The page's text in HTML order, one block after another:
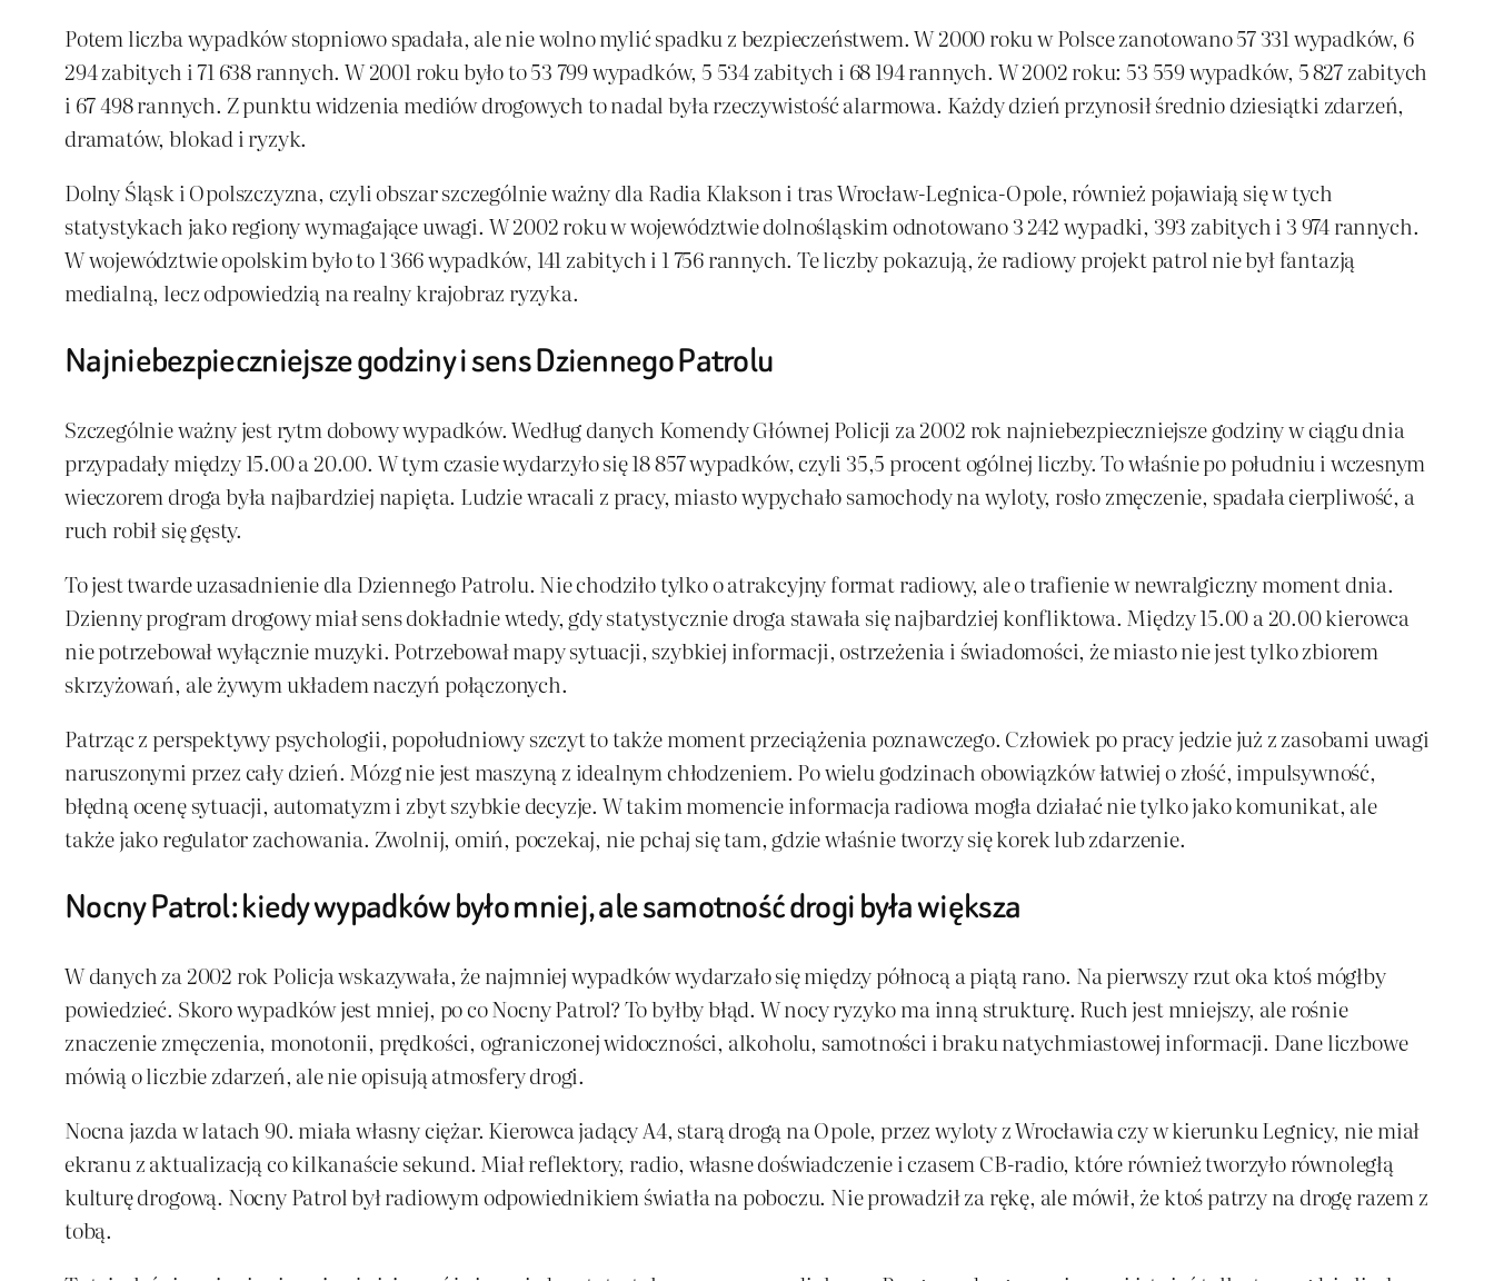
Potem liczba wypadków stopniowo spadała, ale nie wolno mylić spadku z bezpieczeństwem. W 2000 roku w Polsce zanotowano 57 331 wypadków, 6
294 zabitych i 71 638 rannych. W 2001 roku było to 53 799 wypadków, 5 534 zabitych i 68 194 rannych. W 2002 roku: 53 559 wypadków, 5 827 zabitych
i 67 498 rannych. Z punktu widzenia mediów drogowych to nadal była rzeczywistość alarmowa. Każdy dzień przynosił średnio dziesiątki zdarzeń,
dramatów, blokad i ryzyk.
Dolny Śląsk i Opolszczyzna, czyli obszar szczególnie ważny dla Radia Klakson i tras Wrocław-Legnica-Opole, również pojawiają się w tych
statystykach jako regiony wymagające uwagi. W 2002 roku w województwie dolnośląskim odnotowano 3 242 wypadki, 393 zabitych i 3 974 rannych.
W województwie opolskim było to 1 366 wypadków, 141 zabitych i 1 756 rannych. Te liczby pokazują, że radiowy projekt patrol nie był fantazją
medialną, lecz odpowiedzią na realny krajobraz ryzyka.
Najniebezpieczniejsze godziny i sens Dziennego Patrolu
Szczególnie ważny jest rytm dobowy wypadków. Według danych Komendy Głównej Policji za 2002 rok najniebezpieczniejsze godziny w ciągu dnia
przypadały między 15.00 a 20.00. W tym czasie wydarzyło się 18 857 wypadków, czyli 35,5 procent ogólnej liczby. To właśnie po południu i wczesnym
wieczorem droga była najbardziej napięta. Ludzie wracali z pracy, miasto wypychało samochody na wyloty, rosło zmęczenie, spadała cierpliwość, a
ruch robił się gęsty.
To jest twarde uzasadnienie dla Dzien­nego Patrolu. Nie chodziło tylko o atrakcyjny format radiowy, ale o trafienie w newralgiczny moment dnia.
Dzienny program drogowy miał sens dokładnie wtedy, gdy statystycznie droga stawała się najbardziej konfliktowa. Między 15.00 a 20.00 kierowca
nie potrzebował wyłącznie muzyki. Potrzebował mapy sytuacji, szybkiej informacji, ostrzeżenia i świadomości, że miasto nie jest tylko zbiorem
skrzyżowań, ale żywym układem naczyń połączonych.
Patrząc z perspektywy psychologii, popołudniowy szczyt to także moment przeciążenia poznawczego. Człowiek po pracy jedzie już z zasobami uwagi
naruszonymi przez cały dzień. Mózg nie jest maszyną z idealnym chłodzeniem. Po wielu godzinach obowiązków łatwiej o złość, impulsywność,
błędną ocenę sytuacji, automatyzm i zbyt szybkie decyzje. W takim momencie informacja radiowa mogła działać nie tylko jako komunikat, ale
także jako regulator zachowania. Zwolnij, omiń, poczekaj, nie pchaj się tam, gdzie właśnie tworzy się korek lub zdarzenie.
Nocny Patrol: kiedy wypadków było mniej, ale samotność drogi była większa
W danych za 2002 rok Policja wskazywała, że najmniej wypadków wydarzało się między północą a piątą rano. Na pierwszy rzut oka ktoś mógłby
powiedzieć. Skoro wypadków jest mniej, po co Nocny Patrol? To byłby błąd. W nocy ryzyko ma inną strukturę. Ruch jest mniejszy, ale rośnie
znaczenie zmęczenia, monotonii, prędkości, ograniczonej widoczności, alkoholu, samotności i braku natychmiastowej informacji. Dane liczbowe
mówią o liczbie zdarzeń, ale nie opisują atmosfery drogi.
Nocna jazda w latach 90. miała własny ciężar. Kierowca jadący A4, starą drogą na Opole, przez wyloty z Wrocławia czy w kierunku Legnicy, nie miał
ekranu z aktualizacją co kilkanaście sekund. Miał reflektory, radio, własne doświadczenie i czasem CB-radio, które również tworzyło równoległą
kulturę drogową. Nocny Patrol był radiowym odpowiednikiem światła na poboczu. Nie prowadził za rękę, ale mówił, że ktoś patrzy na drogę razem z
tobą.